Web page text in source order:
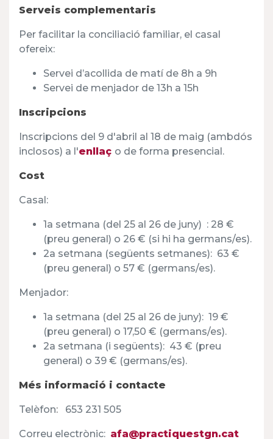
Serveis complementaris
Per facilitar la conciliació familiar, el casal
ofereix:
Servei d’acollida de matí de 8h a 9h
Servei de menjador de 13h a 15h
Inscripcions
Inscripcions del 9 d'abril al 18 de maig (ambdós
inclosos) a l'enllaç o de forma presencial.
Cost
Casal:
1a setmana (del 25 al 26 de juny) : 28 €
(preu general) o 26 € (si hi ha germans/es).
2a setmana (següents setmanes): 63 €
(preu general) o 57 € (germans/es).
Menjador:
1a setmana (del 25 al 26 de juny): 19 €
(preu general) o 17,50 € (germans/es).
2a setmana (i següents): 43 € (preu
general) o 39 € (germans/es).
Més informació i contacte
Telèfon: 653 231 505
Correu electrònic: afa@practiquestgn.cat